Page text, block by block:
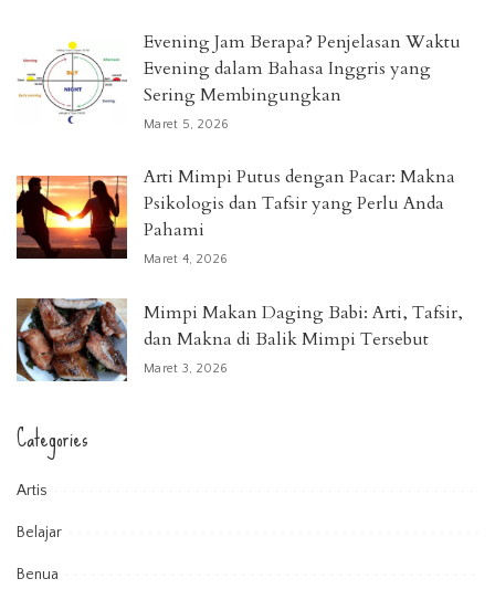
Evening Jam Berapa? Penjelasan Waktu
Evening dalam Bahasa Inggris yang
Sering Membingungkan
Maret 5, 2026
Arti Mimpi Putus dengan Pacar: Makna
Psikologis dan Tafsir yang Perlu Anda
Pahami
Maret 4, 2026
Mimpi Makan Daging Babi: Arti, Tafsir,
dan Makna di Balik Mimpi Tersebut
Maret 3, 2026
Categories
Artis
Belajar
Benua